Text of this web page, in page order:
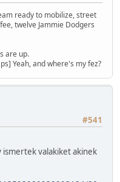
ready to mobilize, street
twelve Jammie Dodgers
are up.
Yeah, and where's my fez?
#541
ismertek valakiket akinek